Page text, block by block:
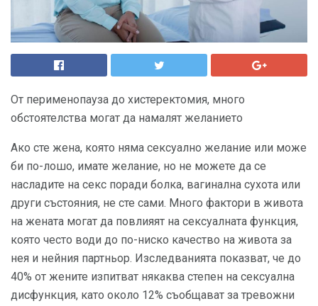
От перименопауза до хистеректомия, много
обстоятелства могат да намалят желанието
Ако сте жена, която няма сексуално желание или може
би по-лошо, имате желание, но не можете да се
насладите на секс поради болка, вагинална сухота или
други състояния, не сте сами. Много фактори в живота
на жената могат да повлияят на сексуалната функция,
която често води до по-ниско качество на живота за
нея и нейния партньор. Изследванията показват, че до
40% от жените изпитват някаква степен на сексуална
дисфункция, като около 12% съобщават за тревожни